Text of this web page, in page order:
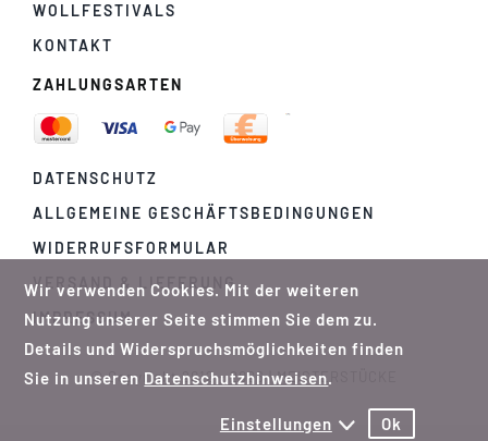
WOLLFESTIVALS
KONTAKT
ZAHLUNGSARTEN
DATENSCHUTZ
ALLGEMEINE GESCHÄFTSBEDINGUNGEN
WIDERRUFSFORMULAR
VERSAND & LIEFERUNG
IMPRESSUM
© Copyright 2012 - 2026 | MEISTERSTÜCKE
Wir verwenden Cookies. Mit der weiteren
Nutzung unserer Seite stimmen Sie dem zu.
Details und Widerspruchsmöglichkeiten finden
Sie in unseren Datenschutzhinweisen.
Einstellungen Ok